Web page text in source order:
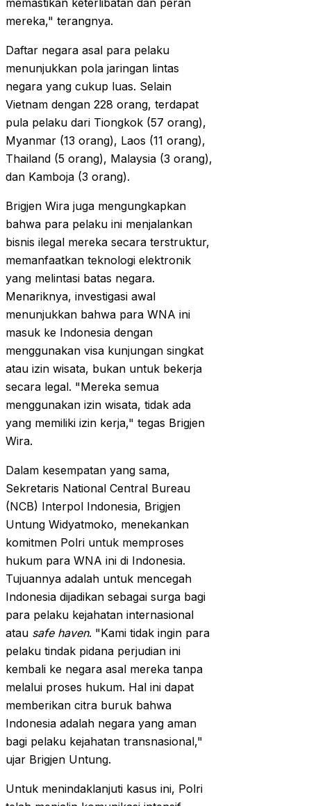
memastikan keterlibatan dan peran
mereka," terangnya.
Daftar negara asal para pelaku
menunjukkan pola jaringan lintas
negara yang cukup luas. Selain
Vietnam dengan 228 orang, terdapat
pula pelaku dari Tiongkok (57 orang),
Myanmar (13 orang), Laos (11 orang),
Thailand (5 orang), Malaysia (3 orang),
dan Kamboja (3 orang).
Brigjen Wira juga mengungkapkan
bahwa para pelaku ini menjalankan
bisnis ilegal mereka secara terstruktur,
memanfaatkan teknologi elektronik
yang melintasi batas negara.
Menariknya, investigasi awal
menunjukkan bahwa para WNA ini
masuk ke Indonesia dengan
menggunakan visa kunjungan singkat
atau izin wisata, bukan untuk bekerja
secara legal. "Mereka semua
menggunakan izin wisata, tidak ada
yang memiliki izin kerja," tegas Brigjen
Wira.
Dalam kesempatan yang sama,
Sekretaris National Central Bureau
(NCB) Interpol Indonesia, Brigjen
Untung Widyatmoko, menekankan
komitmen Polri untuk memproses
hukum para WNA ini di Indonesia.
Tujuannya adalah untuk mencegah
Indonesia dijadikan sebagai surga bagi
para pelaku kejahatan internasional
atau safe haven. "Kami tidak ingin para
pelaku tindak pidana perjudian ini
kembali ke negara asal mereka tanpa
melalui proses hukum. Hal ini dapat
memberikan citra buruk bahwa
Indonesia adalah negara yang aman
bagi pelaku kejahatan transnasional,"
ujar Brigjen Untung.
Untuk menindaklanjuti kasus ini, Polri